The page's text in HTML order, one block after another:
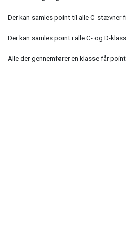
Der kan samles point til alle C-stævner
Der kan samles point i alle C- og D-
Alle der gennemfører en klasse får